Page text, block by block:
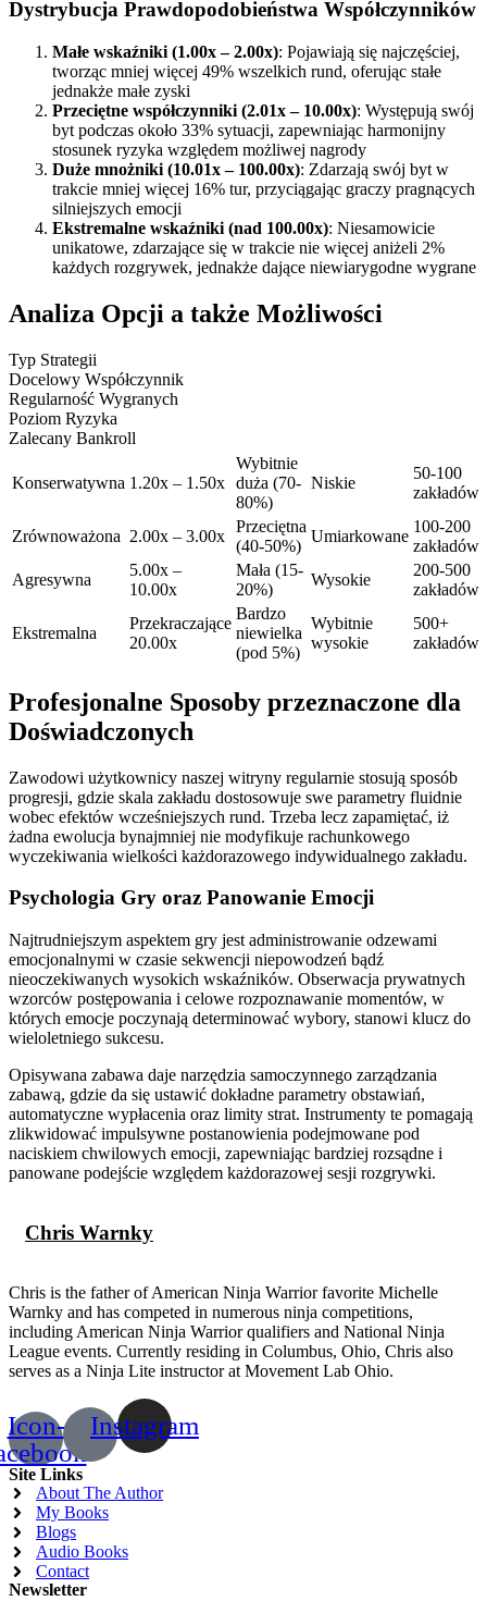
Dystrybucja Prawdopodobieństwa Współczynników
Małe wskaźniki (1.00x – 2.00x): Pojawiają się najczęściej,
tworząc mniej więcej 49% wszelkich rund, oferując stałe
jednakże małe zyski
Przeciętne współczynniki (2.01x – 10.00x): Występują swój
byt podczas około 33% sytuacji, zapewniając harmonijny
stosunek ryzyka względem możliwej nagrody
Duże mnożniki (10.01x – 100.00x): Zdarzają swój byt w
trakcie mniej więcej 16% tur, przyciągając graczy pragnących
silniejszych emocji
Ekstremalne wskaźniki (nad 100.00x): Niesamowicie
unikatowe, zdarzające się w trakcie nie więcej aniżeli 2%
każdych rozgrywek, jednakże dające niewiarygodne wygrane
Analiza Opcji a także Możliwości
Typ Strategii
Docelowy Współczynnik
Regularność Wygranych
Poziom Ryzyka
Zalecany Bankroll
Konserwatywna 1.20x – 1.50x
Wybitnie
duża (70-
80%)
Niskie
50-100
zakładów
Zrównoważona 2.00x – 3.00x
Przeciętna
(40-50%)
Umiarkowane
100-200
zakładów
Agresywna
5.00x –
10.00x
Mała (15-
20%)
Wysokie
200-500
zakładów
Ekstremalna
Przekraczające
20.00x
Bardzo
niewielka
(pod 5%)
Wybitnie
wysokie
500+
zakładów
Profesjonalne Sposoby przeznaczone dla
Doświadczonych
Zawodowi użytkownicy naszej witryny regularnie stosują sposób
progresji, gdzie skala zakładu dostosowuje swe parametry fluidnie
wobec efektów wcześniejszych rund. Trzeba lecz zapamiętać, iż
żadna ewolucja bynajmniej nie modyfikuje rachunkowego
wyczekiwania wielkości każdorazowego indywidualnego zakładu.
Psychologia Gry oraz Panowanie Emocji
Najtrudniejszym aspektem gry jest administrowanie odzewami
emocjonalnymi w czasie sekwencji niepowodzeń bądź
nieoczekiwanych wysokich wskaźników. Obserwacja prywatnych
wzorców postępowania i celowe rozpoznawanie momentów, w
których emocje poczynają determinować wybory, stanowi klucz do
wieloletniego sukcesu.
Opisywana zabawa daje narzędzia samoczynnego zarządzania
zabawą, gdzie da się ustawić dokładne parametry obstawiań,
automatyczne wypłacenia oraz limity strat. Instrumenty te pomagają
zlikwidować impulsywne postanowienia podejmowane pod
naciskiem chwilowych emocji, zapewniając bardziej rozsądne i
panowane podejście względem każdorazowej sesji rozgrywki.
Chris Warnky
Chris is the father of American Ninja Warrior favorite Michelle
Warnky and has competed in numerous ninja competitions,
including American Ninja Warrior qualifiers and National Ninja
League events. Currently residing in Columbus, Ohio, Chris also
serves as a Ninja Lite instructor at Movement Lab Ohio.
Icon-
Instagram
Site Links
About The Author
My Books
Blogs
Audio Books
Contact
Newsletter